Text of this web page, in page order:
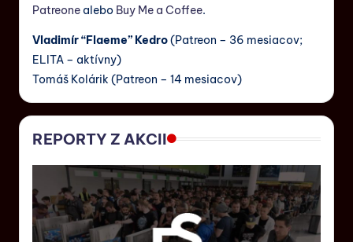
Patreone alebo Buy Me a Coffee.
Vladimír “Flaeme” Kedro(Patreon – 36 mesiacov;
ELITA – aktívny)
Tomáš Kolárik (Patreon – 14 mesiacov)
REPORTY Z AKCII